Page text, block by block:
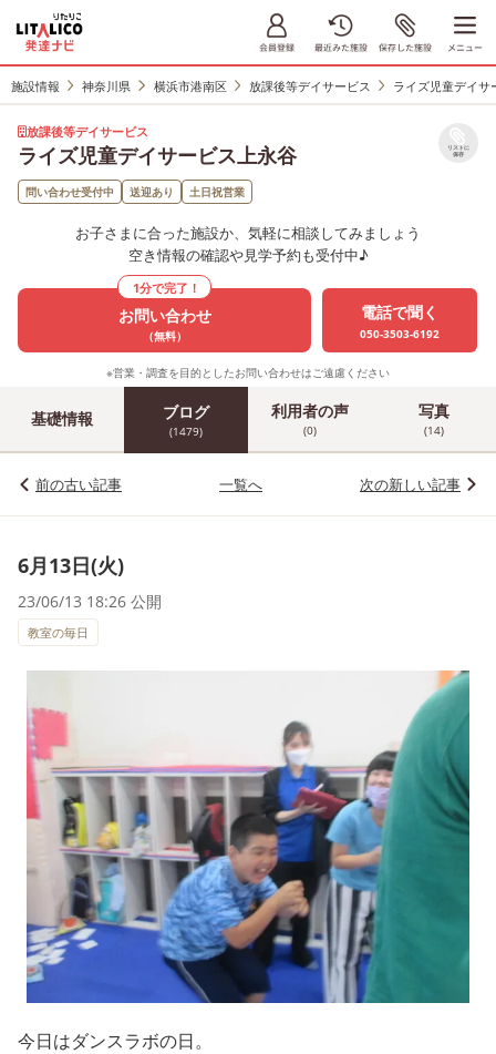
施設情報 神奈川県 横浜市港南区 放課後等デイサービス ライズ児童デイサ
放課後等デイサービス
ライズ児童デイサービス上永谷 リストに
保存
問い合わせ受付中 送迎あり 土日祝営業
お子さまに合った施設か、気軽に相談してみましょう
空き情報の確認や見学予約も受付中♪
1分で完了！
お問い合わせ
（無料）
電話で聞く
050-3503-6192
※営業・調査を目的としたお問い合わせはご遠慮ください
基礎情報 ブログ
(1479)
利用者の声
(0)
写真
(14)
前の古い記事 一覧へ 次の新しい記事
6月13日(火)
23/06/13 18:26 公開
教室の毎日
今日はダンスラボの日。